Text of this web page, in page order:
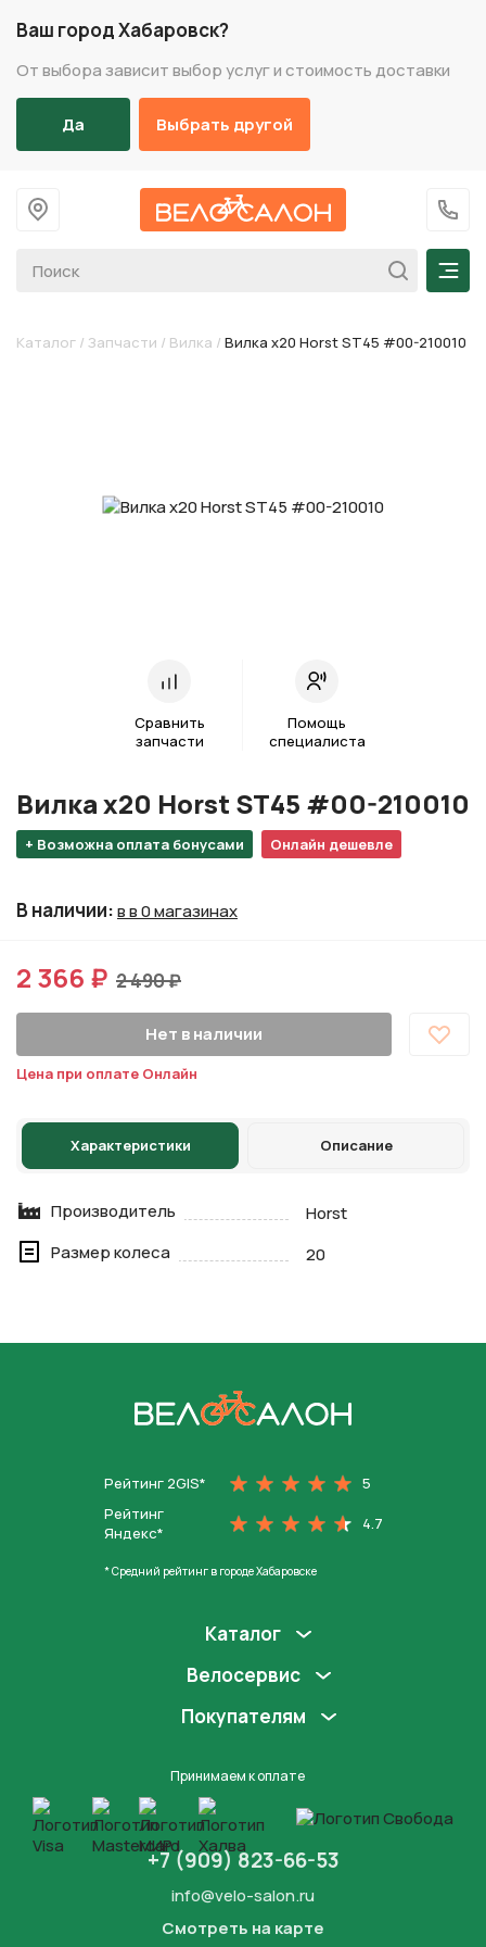
Ваш город Хабаровск?
От выбора зависит выбор услуг и стоимость доставки
Да Выбрать другой
На главную
+7
Каталог / Запчасти / Вилка / Вилка х20 Horst ST45 #00-210010
Сравнить
запчасти
Помощь
специалиста
+ Возможна оплата бонусами Онлайн дешевле
Вилка х20 Horst ST45 #00-210010
В наличии:в в 0 магазинах
2 366 ₽ 2 490 ₽
Нет в наличии
Цена при оплате Онлайн
Характеристики Описание
Производитель
Horst
Размер колеса
20
Рейтинг 2GIS*
5
Рейтинг
Яндекс*
4.7
* Средний рейтинг в городе Хабаровске
Каталог
Велосервис
Покупателям
Принимаем к оплате
+7 (909) 823-66-53
info@velo-salon.ru
Смотреть на карте